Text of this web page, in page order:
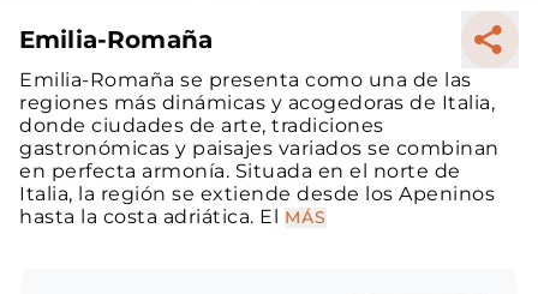
Emilia-Romaña
Emilia-Romaña se presenta como una de las
regiones más dinámicas y acogedoras de Italia,
donde ciudades de arte, tradiciones
gastronómicas y paisajes variados se combinan
en perfecta armonía. Situada en el norte de
Italia, la región se extiende desde los Apeninos
hasta la costa adriática. El MÁS